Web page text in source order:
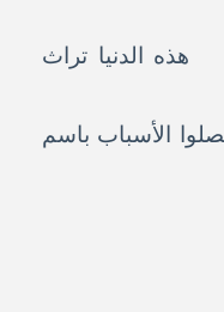
هذه الدنيا تراث
الأسباب باسم